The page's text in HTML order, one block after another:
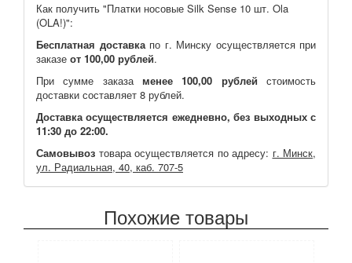
Как получить "Платки носовые Silk Sense 10 шт. Ola
(OLA!)":
Бесплатная доставкапо г. Минску осуществляется при
заказе от 100,00 рублей.
При сумме заказа менее 100,00 рублей стоимость
доставки составляет 8 рублей.
Доставка осуществляется ежедневно, без выходных с
11:30 до 22:00.
Самовывоз товара осуществляется по адресу: г. Минск,
ул. Радиальная, 40, каб. 707-5
Похожие товары